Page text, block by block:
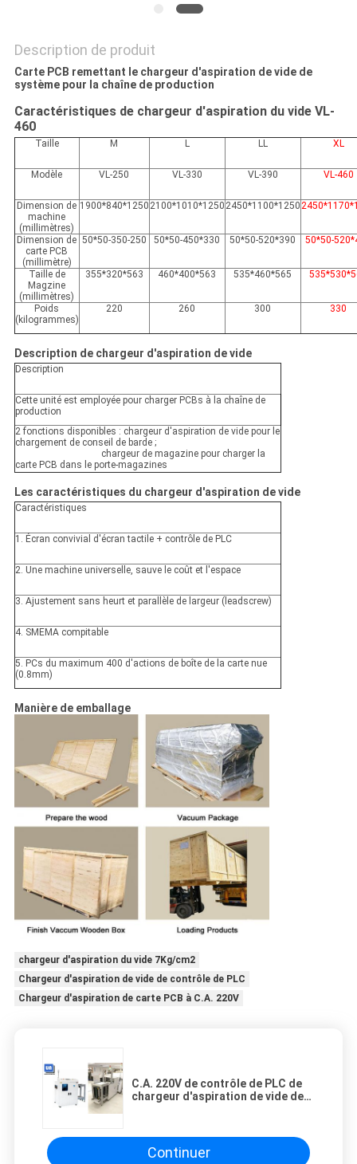
Description de produit
Carte PCB remettant le chargeur d'aspiration de vide de
système pour la chaîne de production
Caractéristiques de chargeur d'aspiration du vide VL-
460
Taille M L LL XL
Modèle VL-250 VL-330 VL-390 VL-460
Dimension de
machine
(millimètres)
1900*840*1250 2100*1010*1250 2450*1100*1250
Dimension de
carte PCB
(millimètre)
50*50-350-250 50*50-450*330 50*50-520*390 50*50-
Taille de
Magzine
(millimètres)
355*320*563 460*400*563 535*460*565
Poids
(kilogrammes)
220 260 300 330
Description de chargeur d'aspiration de vide
Description
Cette unité est employée pour charger PCBs à la chaîne de
production
2 fonctions disponibles : chargeur d'aspiration de vide pour le
chargement de conseil de barde ;
chargeur de magazine pour charger la
carte PCB dans le porte-magazines
Les caractéristiques du chargeur d'aspiration de vide
Caractéristiques
1. Écran convivial d'écran tactile + contrôle de PLC
2. Une machine universelle, sauve le coût et l'espace
3. Ajustement sans heurt et parallèle de largeur (leadscrew)
4. SMEMA compitable
5. PCs du maximum 400 d'actions de boîte de la carte nue
(0.8mm)
Manière de emballage
chargeur d'aspiration du vide 7Kg/cm2
Chargeur d'aspiration de vide de contrôle de PLC
Chargeur d'aspiration de carte PCB à C.A. 220V
C.A. 220V de contrôle de PLC de
chargeur d'aspiration de vide de
Continuer